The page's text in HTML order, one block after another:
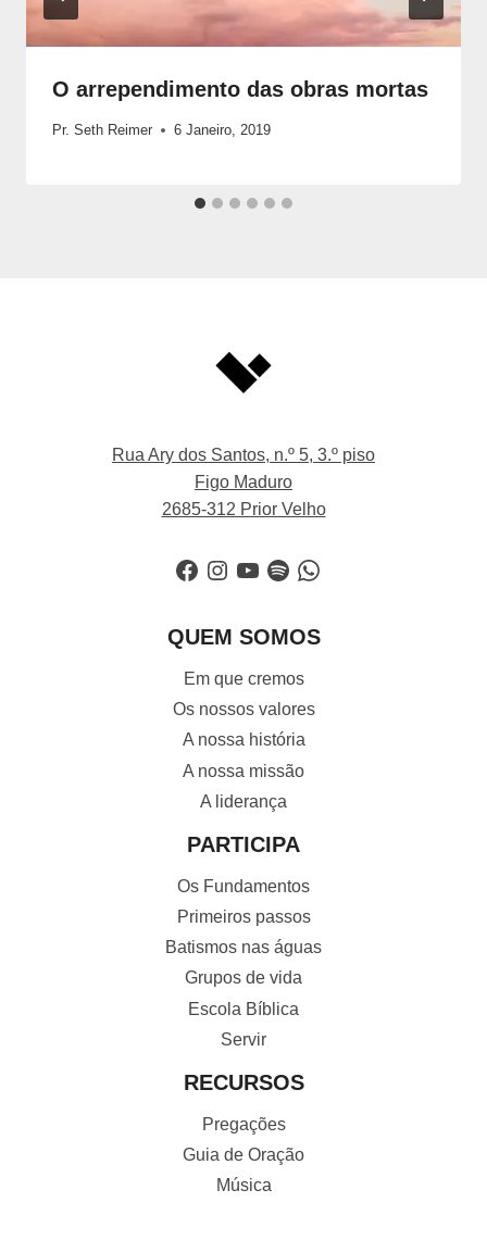
O arrependimento das obras mortas
Pr. Seth Reimer 6 Janeiro, 2019
Rua Ary dos Santos, n.º 5, 3.º piso
Figo Maduro
2685-312 Prior Velho
Facebook
Instagram
YouTube
SpotifyWhatsApp
QUEM SOMOS
Em que cremos
Os nossos valores
A nossa história
A nossa missão
A liderança
PARTICIPA
Os Fundamentos
Primeiros passos
Batismos nas águas
Grupos de vida
Escola Bíblica
Servir
RECURSOS
Pregações
Guia de Oração
Música